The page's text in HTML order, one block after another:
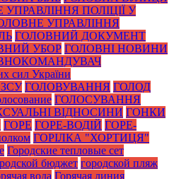
ПОЛІЦІЇ У
УПРАВЛІННЯ
ГОЛОВНИЙ ДОКУМЕНТ
УБОР ГОЛОВНІ НОВИНИ
сил України
ГОЛОВУВАННЯ ГОЛОД
ГОЛОСУВАННЯ
ВІДНОСИНИ ГОНКИ
ГОРЕ ГОРЕ-ВОДІЙ ГОРЕ-
ГОРІЛКА "ХОРТИЦЯ"
Городские тепловые сет
бюджет городской пляж
вода Горячая линия